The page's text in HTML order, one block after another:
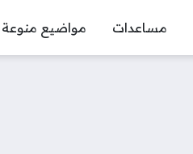
مساعدات مواضيع منوعة